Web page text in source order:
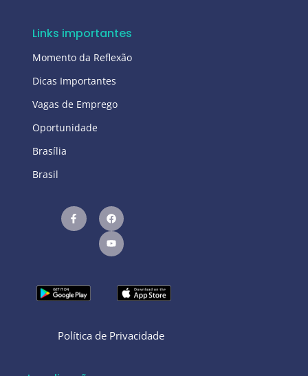
Links importantes
Momento da Reflexão
Dicas Importantes
Vagas de Emprego
Oportunidade
Brasília
Brasil
Política de Privacidade